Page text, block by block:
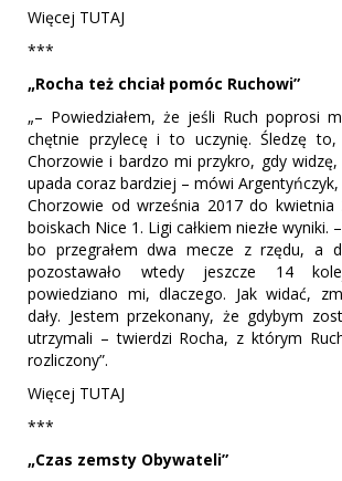
Więcej TUTAJ
***
„Rocha też chciał pomóc Ruchowi”
„– Powiedziałem, że jeśli Ruch poprosi
chętnie przylecę i to uczynię. Śledzę
Chorzowie i bardzo mi przykro, gdy
upada coraz bardziej – mówi
Chorzowie od września 2017 do kwietnia
boiskach Nice 1. Ligi całkiem niezłe wyniki.
bo przegrałem dwa mecze z rzędu, a
pozostawało wtedy jeszcze 14
powiedziano mi, dlaczego. Jak widać,
dały. Jestem przekonany, że gdybym
utrzymali – twierdzi Rocha, z którym
rozliczony”.
Więcej TUTAJ
***
„Czas zemsty Obywateli”